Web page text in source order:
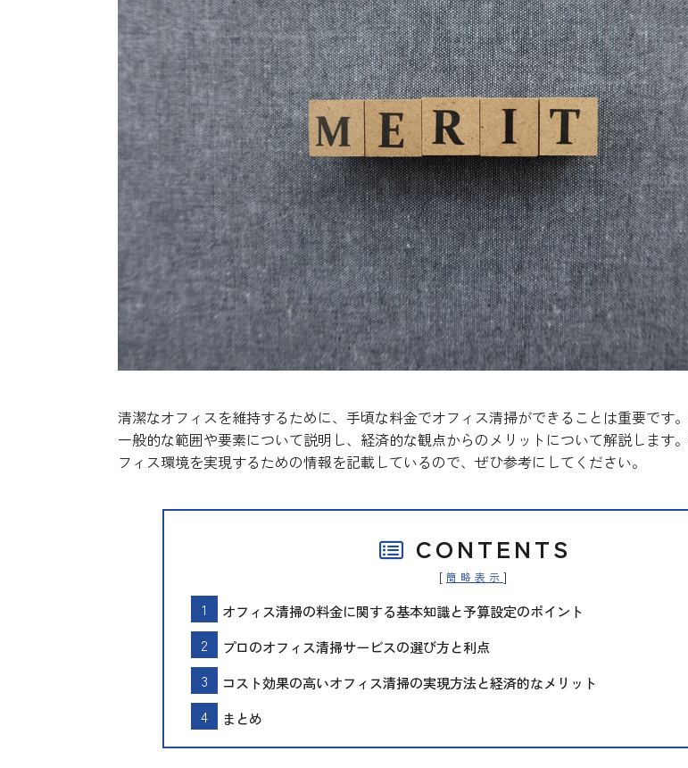
清潔なオフィスを維持するために、手頃な料金でオフィス清掃ができることは重要です
一般的な範囲や要素について説明し、経済的な観点からのメリットについて解説します
フィス環境を実現するための情報を記載しているので、ぜひ参考にしてください。
CONTENTS
[ 簡略表示 ]
オフィス清掃の料金に関する基本知識と予算設定のポイント
プロのオフィス清掃サービスの選び方と利点
コスト効果の高いオフィス清掃の実現方法と経済的なメリット
まとめ